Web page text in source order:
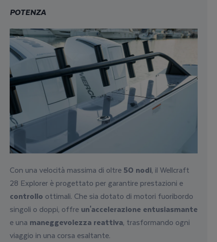
POTENZA
Con una velocità massima di oltre50 nodi, il Wellcraft
28 Explorer è progettato per garantire prestazioni e
controllo ottimali. Che sia dotato di motori fuoribordo
singoli o doppi, offre un'accelerazione entusiasmante
e una maneggevolezza reattiva, trasformando ogni
viaggio in una corsa esaltante.